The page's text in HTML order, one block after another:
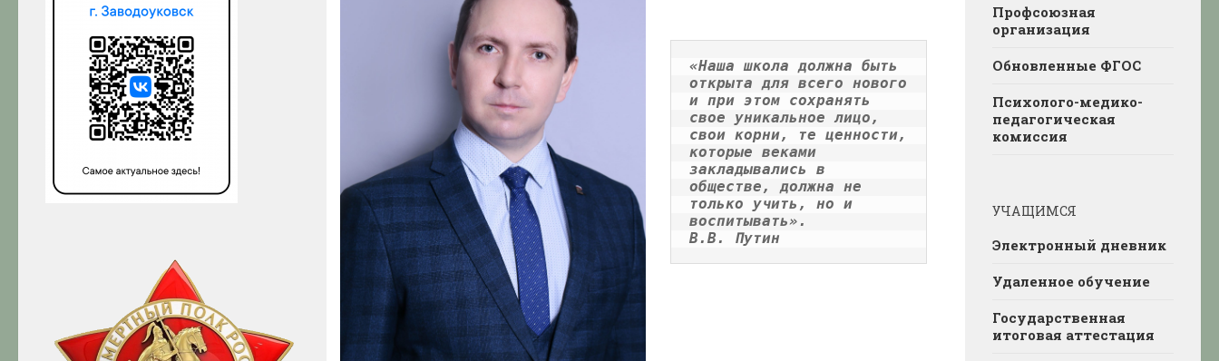
«Наша школа должна быть
открыта для всего нового
и при этом сохранять
свое уникальное лицо,
свои корни, те ценности,
которые веками
закладывались в
обществе, должна не
только учить, но и
воспитывать».
В.В. Путин
Профсоюзная
организация
Обновленные ФГОС
Психолого-медико-
педагогическая
комиссия
УЧАЩИМСЯ
Электронный дневник
Удаленное обучение
Государственная
итоговая аттестация